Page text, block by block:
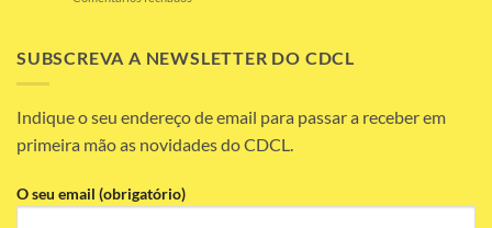
2030
Recrutar!!
SUBSCREVA A NEWSLETTER DO CDCL
Indique o seu endereço de email para passar a receber em
primeira mão as novidades do CDCL.
O seu email (obrigatório)